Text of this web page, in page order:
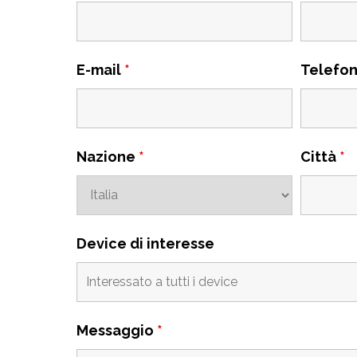
E-mail *
Nazione * Città *
Device di interesse
Messaggio *